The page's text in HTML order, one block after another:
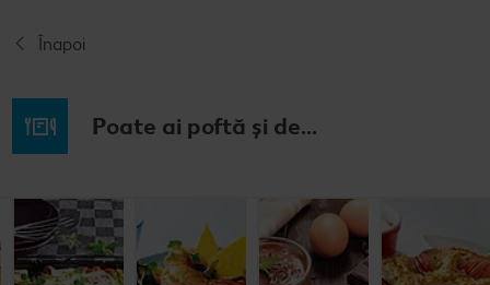
Înapoi
Poate ai poftă și de...
Budincă
italiană de
orez cu salată
Clătite cu
legume și
mozzarella
Tocană
italienească
de pește
Cremă la